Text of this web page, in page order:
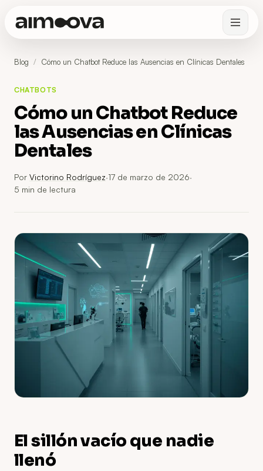
Blog / Cómo un Chatbot Reduce las Ausencias en Clínicas Dentales
CHATBOTS
Cómo un Chatbot Reduce
las Ausencias en Clínicas
Dentales
Por Victorino Rodríguez·17 de marzo de 2026·
5 min de lectura
El sillón vacío que nadie
llenó